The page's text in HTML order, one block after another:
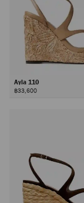
Ayla 110
฿33,600